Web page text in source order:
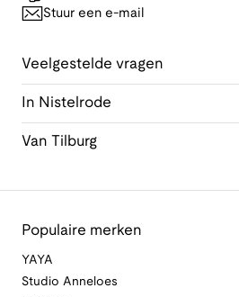
Stuur een e-mail
Veelgestelde vragen
In Nistelrode
Van Tilburg
Populaire merken
YAYA
Studio Anneloes